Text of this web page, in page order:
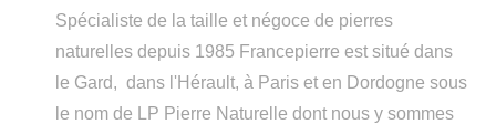
Spécialiste de la taille et négoce de pierres
naturelles depuis 1985 Francepierre est situé dans
le Gard, dans l'Hérault, à Paris et en Dordogne sous
le nom de LP Pierre Naturelle dont nous y sommes